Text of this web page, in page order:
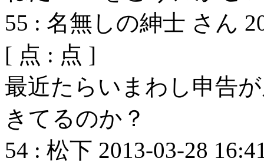
55 : 名無しの紳士 さん
[ 点 : 点 ]
最近たらいまわし申告
きてるのか？
54 : 松下 2013-03-28